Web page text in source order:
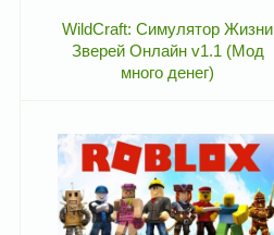
WildCraft: Симулятор Жизни
Зверей Онлайн v1.1 (Мод
много денег)